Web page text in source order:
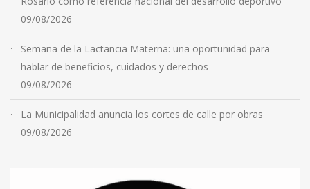
09/08/2026
Semana de la Lactancia Materna: una oportunidad para
hablar de beneficios, cuidados y derechos
09/08/2026
La Municipalidad anuncia los cortes de calle por obras
09/08/2026